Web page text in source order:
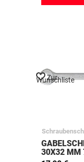
Zur
Wunschliste
30X32 MM